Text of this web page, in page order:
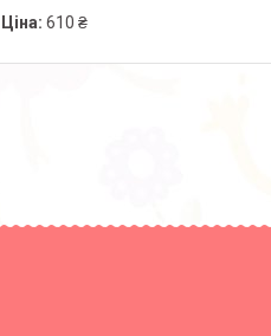
Ціна: 610 ₴